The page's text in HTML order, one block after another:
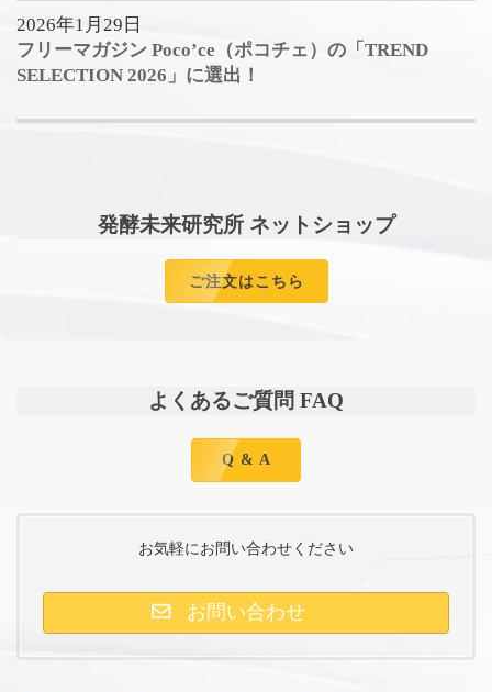
2026年1月29日
フリーマガジン Poco’ce（ポコチェ）の「TREND
SELECTION 2026」に選出！
発酵未来研究所 ネットショップ
ご注文はこちら
よくあるご質問 FAQ
Q & A
お気軽にお問い合わせください
お問い合わせ